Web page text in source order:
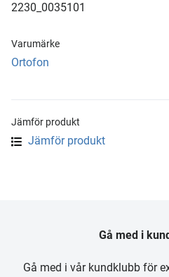
2230_0035101
Varumärke
Ortofon
Jämför produkt
Jämför produkt
Gå med i
Gå med i vår kundklubb för